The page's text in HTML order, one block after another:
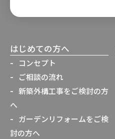
はじめての方へ
コンセプト
ご相談の流れ
新築外構工事をご検討の方
へ
ガーデンリフォームをご検
討の方へ